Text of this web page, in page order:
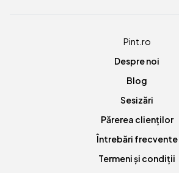
Pint.ro
Despre noi
Blog
Sesizări
Părerea clienților
Întrebări frecvente
Termeni și condiții